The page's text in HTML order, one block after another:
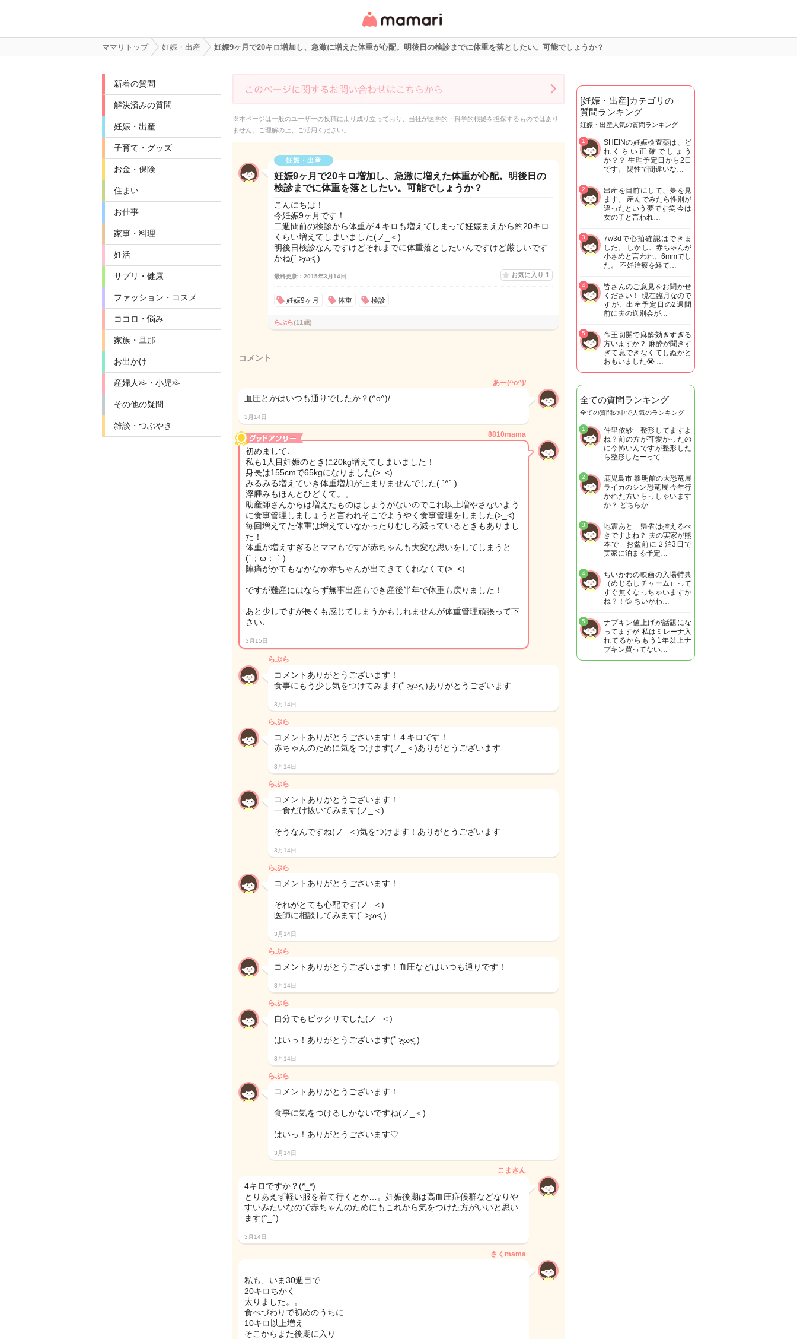
リ・情報サイト
ママリトップ 妊娠・出産 妊娠9ヶ月で20キロ増加し、急激に増えた体重が心配。明後日の検診までに体重を落としたい。可能でしょうか？
新着の質問
解決済みの質問
妊娠・出産
子育て・グッズ
お金・保険
住まい
お仕事
家事・料理
妊活
サプリ・健康
ファッション・コスメ
ココロ・悩み
家族・旦那
お出かけ
産婦人科・小児科
その他の疑問
雑談・つぶやき
※本ページは一般のユーザーの投稿により成り立っており、当社が医学的・科学的根拠を担保するものではあり
ません。ご理解の上、ご活用ください。
妊娠・出産
妊娠9ヶ月で20キロ増加し、急激に増えた体重が心配。明後日の
検診までに体重を落としたい。可能でしょうか？
こんにちは！
今妊娠9ヶ月です！
二週間前の検診から体重が４キロも増えてしまって妊娠まえから約20キロ
くらい増えてしまいました(ノ_＜)
明後日検診なんですけどそれまでに体重落としたいんですけど厳しいです
かね(˚ ˃̣̣̥ω˂̣̣̥ )
最終更新：2015年3月14日 お気に入り 1
妊娠9ヶ月 体重 検診
らぶら(11歳)
コメント
あー(^o^)/
血圧とかはいつも通りでしたか？(^o^)/
3月14日
8810mama
初めまして♩
私も1人目妊娠のときに20kg増えてしまいました！
身長は155cmで65kgになりました(>_<)
みるみる増えていき体重増加が止まりませんでした( ´^` )
浮腫みもほんとひどくて。。
助産師さんからは増えたものはしょうがないのでこれ以上増やさないよう
に食事管理しましょうと言われそこでようやく食事管理をしました(>_<)
毎回増えてた体重は増えていなかったりむしろ減っているときもありまし
た！
体重が増えすぎるとママもですが赤ちゃんも大変な思いをしてしまうと
(´；ω；｀)
陣痛がかてもなかなか赤ちゃんが出てきてくれなくて(>_<)
ですが難産にはならず無事出産もでき産後半年で体重も戻りました！
あと少しですが長くも感じてしまうかもしれませんが体重管理頑張って下
さい♩
3月15日
らぶら
コメントありがとうございます！
食事にもう少し気をつけてみます(˚ ˃̣̣̥ω˂̣̣̥ )ありがとうございます
3月14日
らぶら
コメントありがとうございます！４キロです！
赤ちゃんのために気をつけます(ノ_＜)ありがとうございます
3月14日
らぶら
コメントありがとうございます！
一食だけ抜いてみます(ノ_＜)
そうなんですね(ノ_＜)気をつけます！ありがとうございます
3月14日
らぶら
コメントありがとうございます！
それがとても心配です(ノ_＜)
医師に相談してみます(˚ ˃̣̣̥ω˂̣̣̥ )
3月14日
らぶら
コメントありがとうございます！血圧などはいつも通りです！
3月14日
らぶら
自分でもビックリでした(ノ_＜)
はいっ！ありがとうございます(˚ ˃̣̣̥ω˂̣̣̥ )
3月14日
らぶら
コメントありがとうございます！
食事に気をつけるしかないですね(ノ_＜)
はいっ！ありがとうございます♡
3月14日
こまさん
4キロですか？(*_*)
とりあえず軽い服を着て行くとか…。妊娠後期は高血圧症候群などなりや
すいみたいなので赤ちゃんのためにもこれから気をつけた方がいいと思い
ます(°_°)
3月14日
さくmama
私も、いま30週目で
20キロちかく
太りました。。
食べづわりで初めのうちに
10キロ以上増え
そこからまた後期に入り
[妊娠・出産]カテゴリの
質問ランキング
妊娠・出産人気の質問ランキング
SHEINの妊娠検査薬は、ど
れくらい正確でしょう
か？？ 生理予定日から2日
です。 陽性で間違いな…
1
出産を目前にして、夢を見
ます。 産んでみたら性別が
違ったという夢です笑 今は
女の子と言われ…
2
7w3dで心拍確認はできま
した。 しかし、赤ちゃんが
小さめと言われ、6mmでし
た。 不妊治療を経て…
3
皆さんのご意見をお聞かせ
ください！ 現在臨月なので
すが、出産予定日の2週間
前に夫の送別会が…
4
帝王切開で麻酔効きすぎる
方いますか？ 麻酔が聞きす
ぎて息できなくてしぬかと
おもいました😭 …
5
全ての質問ランキング
全ての質問の中で人気のランキング
仲里依紗 整形してますよ
ね？前の方が可愛かったの
に今怖いんですが整形した
ら整形したーって…
1
鹿児島市 黎明館の大恐竜展
ライカのシン恐竜展 今年行
かれた方いらっしゃいます
か？ どちらか…
2
地震あと 帰省は控えるべ
きですよね？ 夫の実家が熊
本で お盆前に２泊3日で
実家に泊まる予定…
3
ちいかわの映画の入場特典
（めじるしチャーム）って
すぐ無くなっちゃいますか
ね？！💦 ちいかわ…
4
ナプキン値上げが話題にな
ってますが 私はミレーナ入
れてるからもう1年以上ナ
プキン買ってない…
5